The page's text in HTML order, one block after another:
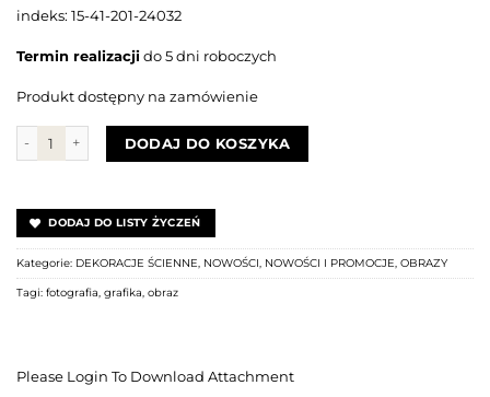
indeks: 15-41-201-24032
Termin realizacjido 5 dni roboczych
Produkt dostępny na zamówienie
ilość Obraz REFRESHING ORANGE
DODAJ DO KOSZYKA
DODAJ DO LISTY ŻYCZEŃ
Kategorie: DEKORACJE ŚCIENNE, NOWOŚCI, NOWOŚCI I PROMOCJE, OBRAZY
Tagi: fotografia, grafika, obraz
Please Login To Download Attachment